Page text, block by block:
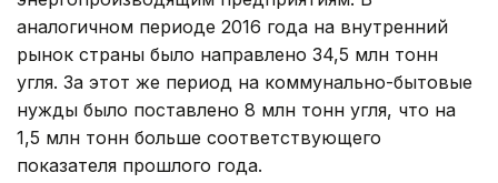
аналогичном периоде 2016 года на внутренний
рынок страны было направлено 34,5 млн тонн
угля. За этот же период на коммунально-бытовые
нужды было поставлено 8 млн тонн угля, что на
1,5 млн тонн больше соответствующего
показателя прошлого года.